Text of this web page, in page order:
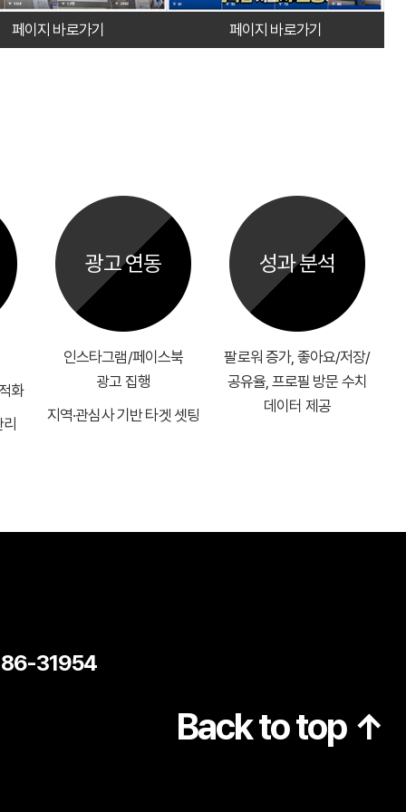
페이지 바로가기 페이지 바로가기
화
리
광고 연동
인스타그램/페이스북
광고 집행
지역·관심사 기반 타겟 셋팅
성과 분석
팔로워 증가, 좋아요/저장/
공유율, 프로필 방문 수치
데이터 제공
31954
Back to top ↑